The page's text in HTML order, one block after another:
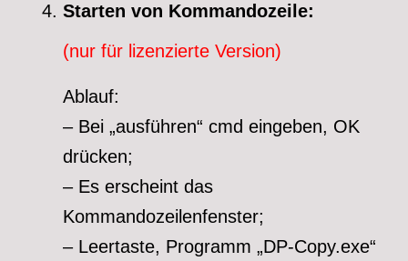
Starten von Kommandozeile:
(nur für lizenzierte Version)
Ablauf:
– Bei „ausführen“ cmd eingeben, OK
drücken;
– Es erscheint das
Kommandozeilenfenster;
– Leertaste, Programm „DP-Copy.exe“